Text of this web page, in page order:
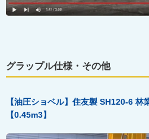
グラップル仕様・その他
【油圧ショベル】住友製 SH120-6 林
【0.45m3】